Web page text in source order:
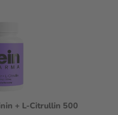
+ L-Citrullin 500